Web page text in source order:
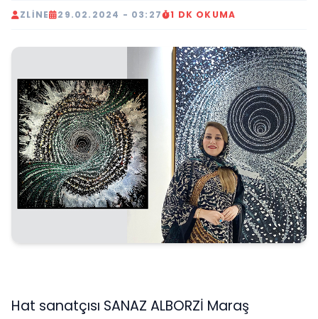
ZLINE 29.02.2024 - 03:27 1 DK OKUMA
Hat sanatçısı SANAZ ALBORZİ Maraş